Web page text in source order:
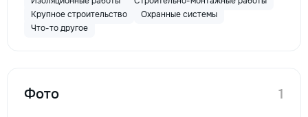
Крупное строительство
Охранные системы
Что-то другое
Фото 1